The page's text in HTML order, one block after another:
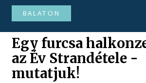
BALATON
Egy furcsa
az Év Strandétele -
mutatjuk!